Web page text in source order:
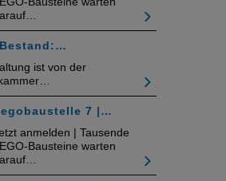
ist von der
7 |…
anmelden | Tausende
Bausteine warten